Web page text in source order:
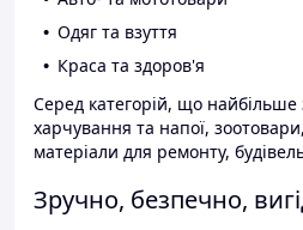
Одяг та взуття
Краса та здоров'я
Серед категорій, що найбільше
харчування та напої,
матеріали для ремонту,
Зручно, безпечно,